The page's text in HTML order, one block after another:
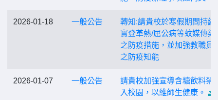
2026-01-18 一般公告
轉知:請貴校於寒假期間持續
實登革熱/屈公病等蚊媒傳染
之防疫措施，並加強教職員
之防疫知能
2026-01-07 一般公告
請貴校加強宣導含糖飲料禁
入校園，以維師生健康。